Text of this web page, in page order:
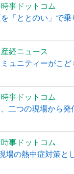
時事ドットコム
「ととのい」で乗
産経ニュース
ュニティーがこ
時事ドットコム
二つの現場から発
時事ドットコム
場の熱中症対策と